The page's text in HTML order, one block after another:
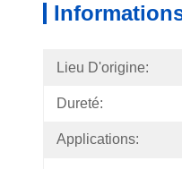
Lieu D'origine:
Dureté:
Applications: